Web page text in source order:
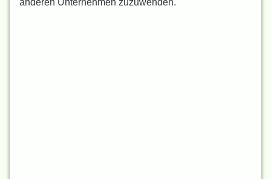
anderen Unternehmen zuzuwenden.